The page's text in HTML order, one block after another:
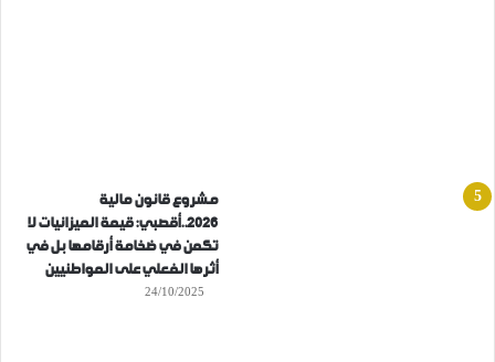
مشروع قانون مالية
2026..أقصبي: قيمة الميزانيات لا
تكمن في ضخامة أرقامها بل في
أثرها الفعلي على المواطنيين
24/10/2025